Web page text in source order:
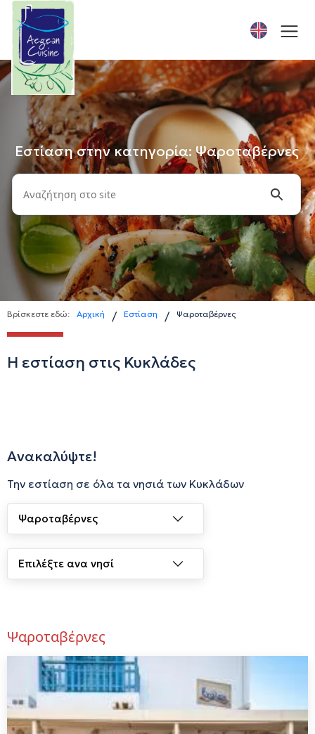
Εστίαση στην κατηγορία: Ψαροταβέρνες
Βρίσκεστε εδώ: Αρχική / Εστίαση / Ψαροταβέρνες
Η εστίαση στις Κυκλάδες
Ανακαλύψτε!
Την εστίαση σε όλα τα νησιά των Κυκλάδων
Ψαροταβέρνες